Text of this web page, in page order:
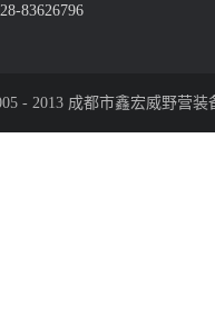
83626796
- 2013 成都市鑫宏威野营装